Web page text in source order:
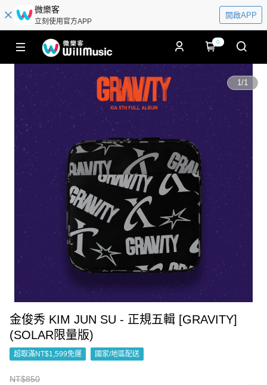
微樂客
立刻使用官方APP
開啟APP
0
1/1
金俊秀 KIM JUN SU - 正規五輯 [GRAVITY]
(SOLAR限量版)
超取滿NT$1,599免運 國家/地區配送
NT$850